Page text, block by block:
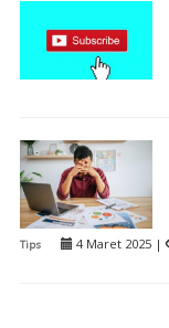
Tips 4 Maret 2025 |